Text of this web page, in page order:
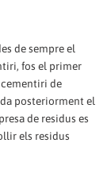
de sempre el
fos el primer
de
posteriorment el
de residus es
els residus